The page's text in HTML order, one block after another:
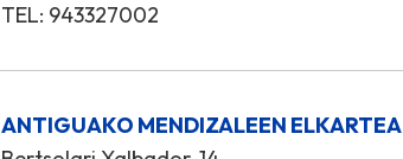
TEL: 943327002
ANTIGUAKO MENDIZALEEN ELKARTEA